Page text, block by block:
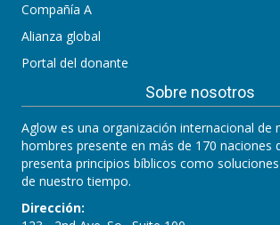
Compañía A
Alianza global
Portal del donante
Sobre nosotros
Aglow es una organización internacional de
hombres presente en más de 170 naciones
presenta principios bíblicos como
de nuestro tiempo.
Dirección: